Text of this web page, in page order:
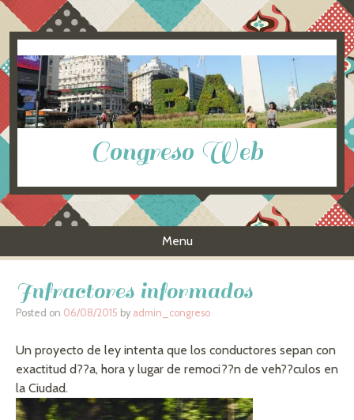
Congreso Web
Menu
Infractores informados
Posted on 06/08/2015 by admin_congreso
Un proyecto de ley intenta que los conductores sepan con
exactitud d??a, hora y lugar de remoci??n de veh??culos en
la Ciudad.